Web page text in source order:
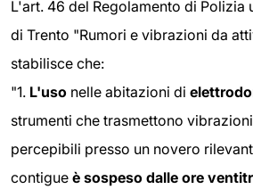
L'art. 46 del Regolamento di Polizia
di Trento "Rumori e vibrazioni da
stabilisce che:
"1. L'uso nelle abitazioni di
strumenti che trasmettono
percepibili presso un novero
contigue è sospeso dalle ore